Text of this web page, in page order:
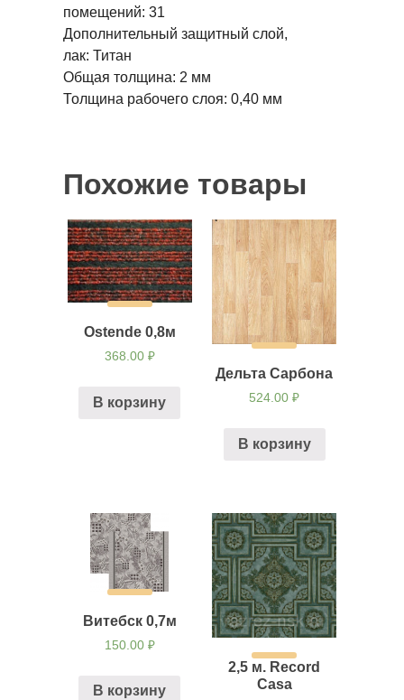
помещений: 31
Дополнительный защитный слой,
лак: Титан
Общая толщина: 2 мм
Толщина рабочего слоя: 0,40 мм
Похожие товары
Ostende 0,8м
368.00 ₽
В корзину
Дельта Сарбона
524.00₽
В корзину
Витебск 0,7м
150.00 ₽
В корзину
2,5 м. Record
Casa